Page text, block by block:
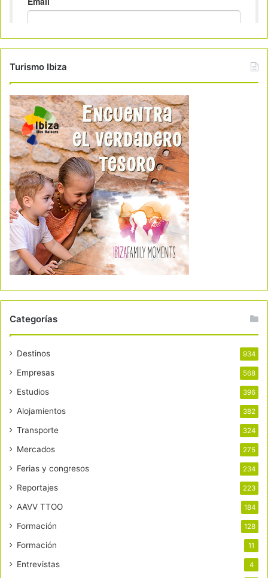
Turismo Ibiza
Categorías
Destinos 934
Empresas 568
Estudios 396
Alojamientos 382
Transporte 324
Mercados 275
Ferias y congresos 234
Reportajes 223
AAVV TTOO 184
Formación 128
Formación 11
Entrevistas 4